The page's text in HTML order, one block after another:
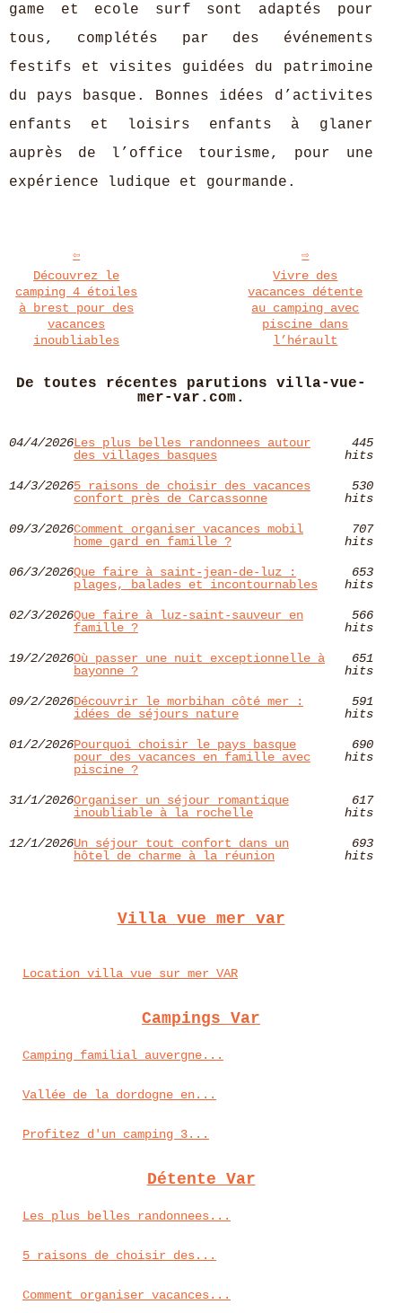
game et ecole surf sont adaptés pour
tous, complétés par des événements
festifs et visites guidées du patrimoine
du pays basque. Bonnes idées d’activites
enfants et loisirs enfants à glaner
auprès de l’office tourisme, pour une
expérience ludique et gourmande.
Découvrez le
camping 4 étoiles
à brest pour des
vacances
inoubliables
Vivre des
vacances détente
au camping avec
piscine dans
l’hérault
De toutes récentes parutions villa-vue-
mer-var.com.
04/4/2026Les plus belles randonnees autour
des villages basques
445
hits
14/3/20265 raisons de choisir des vacances
confort près de Carcassonne
530
hits
09/3/2026Comment organiser vacances mobil
home gard en famille ?
707
hits
06/3/2026Que faire à saint-jean-de-luz :
plages, balades et incontournables
653
hits
02/3/2026Que faire à luz-saint-sauveur en
famille ?
566
hits
19/2/2026Où passer une nuit exceptionnelle à
bayonne ?
651
hits
09/2/2026Découvrir le morbihan côté mer :
idées de séjours nature
591
hits
01/2/2026Pourquoi choisir le pays basque
pour des vacances en famille avec
piscine ?
690
hits
31/1/2026Organiser un séjour romantique
inoubliable à la rochelle
617
hits
12/1/2026Un séjour tout confort dans un
hôtel de charme à la réunion
693
hits
Villa vue mer var
Location villa vue sur mer VAR
Campings Var
Camping familial auvergne...
Vallée de la dordogne en...
Profitez d'un camping 3...
Détente Var
Les plus belles randonnees...
5 raisons de choisir des...
Comment organiser vacances...